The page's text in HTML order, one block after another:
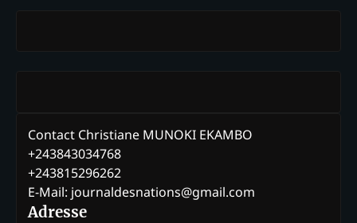
Contact Christiane MUNOKI EKAMBO
+243843034768
+243815296262
E-Mail: journaldesnations@gmail.com
Adresse